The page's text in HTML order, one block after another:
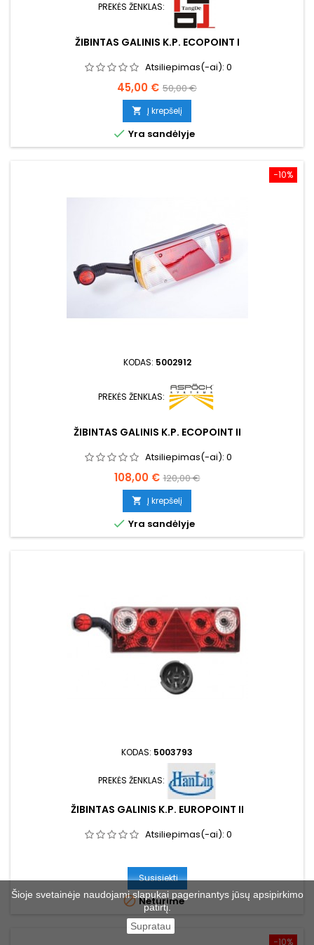
PREKĖS ŽENKLAS:
ŽIBINTAS GALINIS K.P. ECOPOINT I
Atsiliepimas(-ai): 0
Kaina
45,00 € Bazinė
kaina
50,00 €
 Į krepšelį
 Yra sandėlyje
−10%
KODAS: 5002912
PREKĖS ŽENKLAS:
ŽIBINTAS GALINIS K.P. ECOPOINT II
Atsiliepimas(-ai): 0
Kaina
108,00 € Bazinė
kaina
120,00 €
 Į krepšelį
 Yra sandėlyje
KODAS: 5003793
PREKĖS ŽENKLAS:
ŽIBINTAS GALINIS K.P. EUROPOINT II
Atsiliepimas(-ai): 0
Susisiekti
Neturime
−10%
Šioje svetainėje naudojami slapukai pagerinantys jūsų apsipirkimo
patirtį.
Supratau